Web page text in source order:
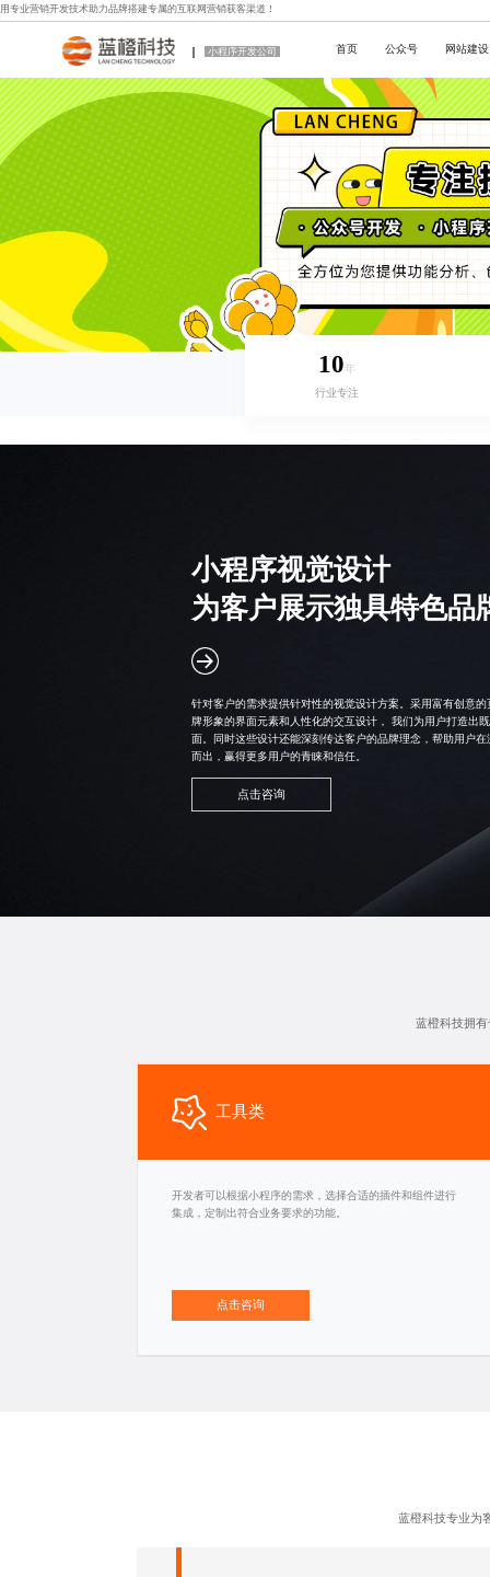
用专业营销开发技术助力品牌搭建专属的互联网营销获客渠道！
小程序开发公司 首页 公众号 网站建设
10年
行业专注
小程序视觉设计
为客户展示独具特色品
针对客户的需求提供针对性的视觉设计方案。采用富有创意
牌形象的界面元素和人性化的交互设计， 我们为用户打造出
面。同时这些设计还能深刻传达客户的品牌理念，帮助用户
而出，赢得更多用户的青睐和信任。
点击咨询
蓝橙科技拥
工具类
开发者可以根据小程序的需求，选择合适的插件和组件进行
集成，定制出符合业务要求的功能。
点击咨询
蓝橙科技专业为